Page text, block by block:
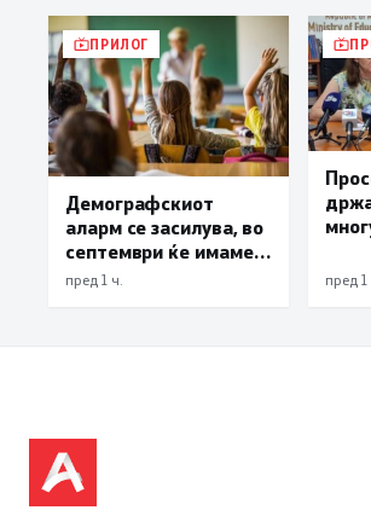
ПРИЛОГ
Демографскиот
аларм се засилува, во
септември ќе имаме
најмалку 3.000
пред 1 ч. пред 1